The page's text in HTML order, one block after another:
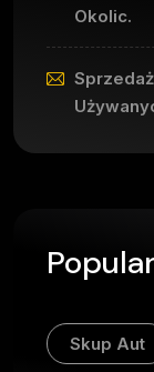
Okolic.
Skup Aut